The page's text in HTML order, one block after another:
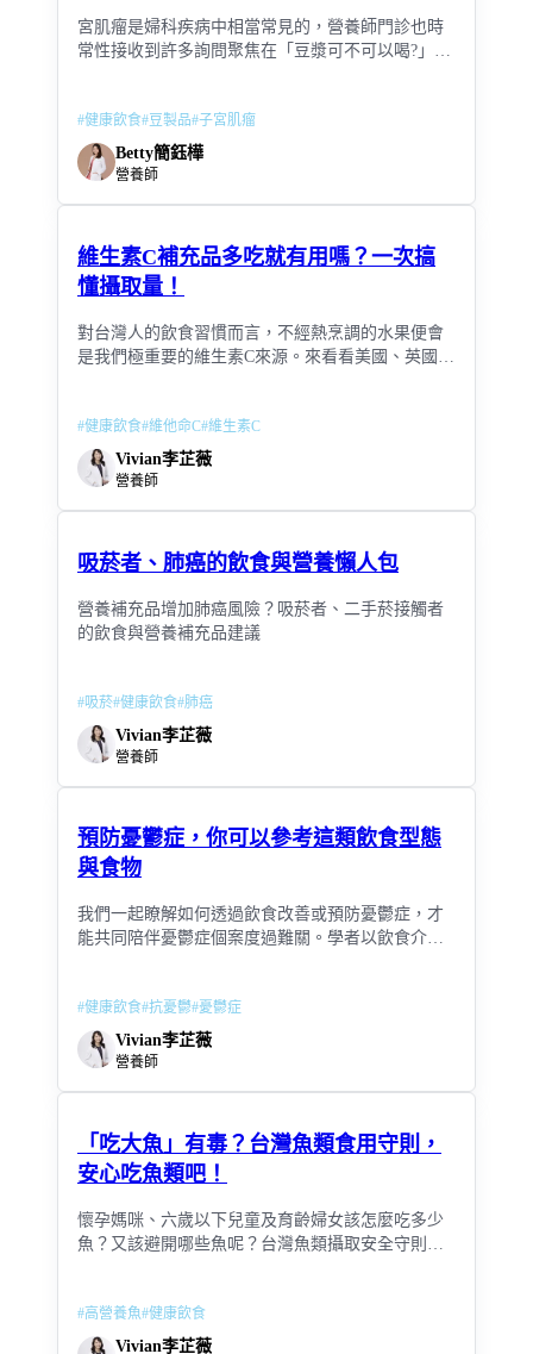
宮肌瘤是婦科疾病中相當常見的，營養師門診也時
常性接收到許多詢問聚焦在「豆漿可不可以喝?」、
#健康飲食#豆製品#子宮肌瘤
Betty簡鈺樺
營養師
維生素C補充品多吃就有用嗎？一次搞
懂攝取量！
對台灣人的飲食習慣而言，不經熱烹調的水果便會
是我們極重要的維生素C來源。來看看美國、英國、
#健康飲食#維他命C#維生素C
Vivian李芷薇
營養師
吸菸者、肺癌的飲食與營養懶人包
營養補充品增加肺癌風險？吸菸者、二手菸接觸者
的飲食與營養補充品建議
#吸菸#健康飲食#肺癌
Vivian李芷薇
營養師
預防憂鬱症，你可以參考這類飲食型態
與食物
我們一起瞭解如何透過飲食改善或預防憂鬱症，才
能共同陪伴憂鬱症個案度過難關。學者以飲食介入
低憂鬱症狀
#健康飲食#抗憂鬱#憂鬱症
Vivian李芷薇
營養師
「吃大魚」有毒？台灣魚類食用守則，
安心吃魚類吧！
懷孕媽咪、六歲以下兒童及育齡婦女該怎麼吃多少
魚？又該避開哪些魚呢？台灣魚類攝取安全守則整
#高營養魚#健康飲食
Vivian李芷薇